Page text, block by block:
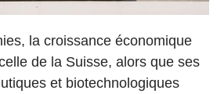
la croissance économique
de la Suisse, alors que ses
et biotechnologiques